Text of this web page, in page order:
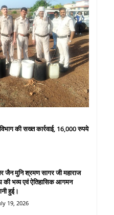
की सख्त कार्रवाई, 16,000 रुपये
जैन मुनि श्रमण सागर जी महाराज
भव्य एवं ऐतिहासिक आगमन
हुई।
19, 2026